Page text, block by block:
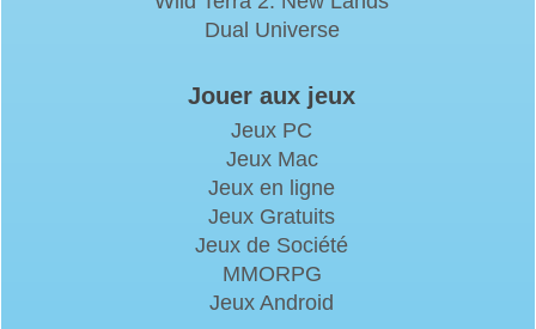
Dual Universe
Jouer aux jeux
Jeux PC
Jeux Mac
Jeux en ligne
Jeux Gratuits
Jeux de Société
MMORPG
Jeux Android